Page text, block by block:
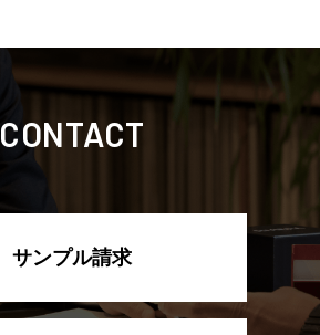
CONTACT
サンプル請求